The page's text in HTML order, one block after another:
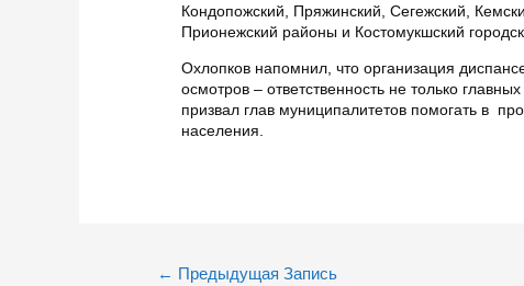
Кондопожский, Пряжинский, Сегежский,
Прионежский районы и Костомукшский
Охлопков напомнил, что организация
осмотров – ответственность не только
призвал глав муниципалитетов помогать в
населения.
← Предыдущая Запись